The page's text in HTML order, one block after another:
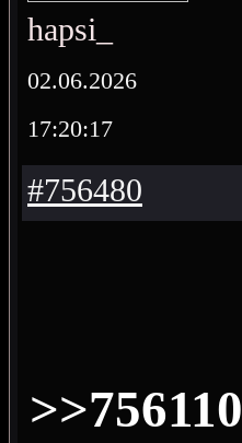
hapsi_
02.06.2026
17:20:17
#756480
>>756110